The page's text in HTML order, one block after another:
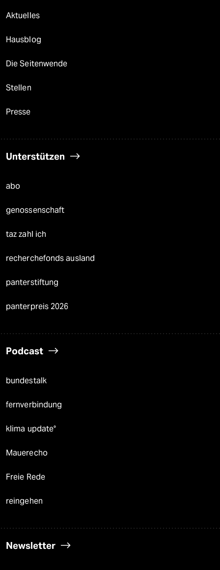
Aktuelles
Hausblog
Die Seitenwende
Stellen
Presse
Unterstützen
abo
genossenschaft
taz zahl ich
recherchefonds ausland
panterstiftung
panterpreis 2026
Podcast
bundestalk
fernverbindung
klima update°
Mauerecho
Freie Rede
reingehen
Newsletter